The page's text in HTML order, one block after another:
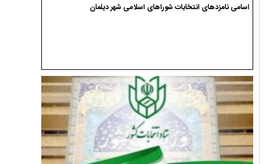
اسامی نامزدهای انتخابات شوراهای اسلامی شهر دیلمان